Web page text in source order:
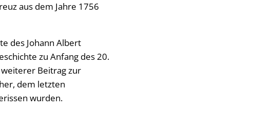
aus dem Jahre 1756
des Johann Albert
zu Anfang des 20.
weiterer Beitrag zur
dem letzten
wurden.